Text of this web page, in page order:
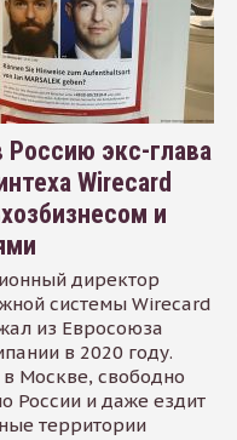
экс-глава
Wirecard
и
директор
системы Wirecard
из Евросоюза
в 2020 году.
Москве, свободно
России и даже ездит
территории